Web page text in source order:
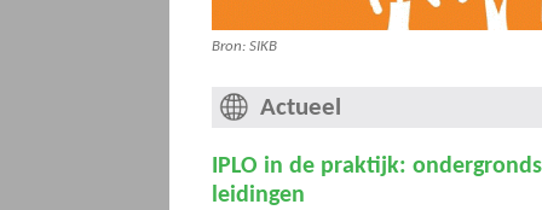
Bron: SIKB
Actueel
IPLO in de praktijk:
leidingen